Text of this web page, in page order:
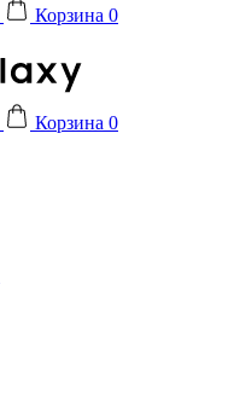
Корзина 0
Корзина 0